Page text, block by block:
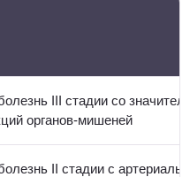
III стадии со
органов-мишеней
II стадии с